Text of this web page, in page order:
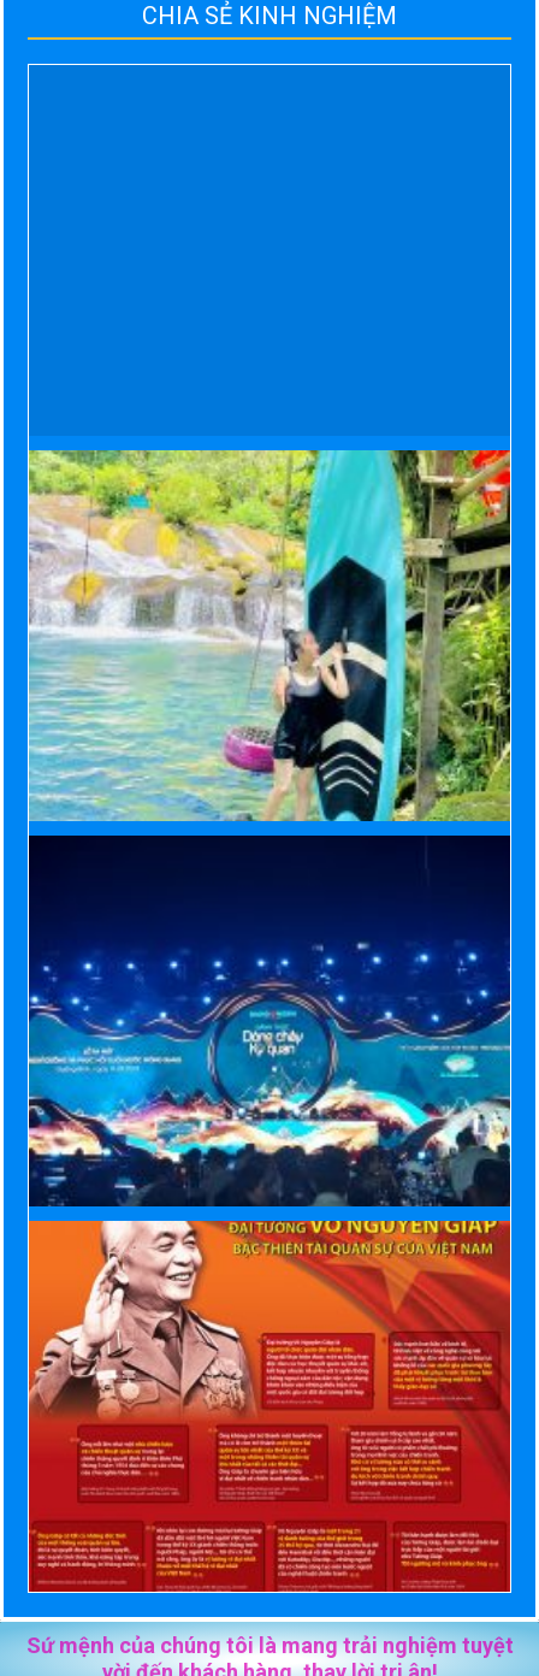
CHIA SẺ KINH NGHIỆM
Sứ mệnh của chúng tôi là mang trải nghiệm tuyệt